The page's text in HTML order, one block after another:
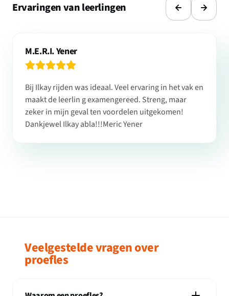
Ervaringen van leerlingen
M.E.R.I. Yener
Bij Ilkay rijden was ideaal. Veel ervaring in het vak en
maakt de leerlin g examengereed. Streng, maar
zeker in mijn geval ten voordelen uitgekomen!
Dankjewel Ilkay abla!!!Meric Yener
Veelgestelde vragen over
proefles